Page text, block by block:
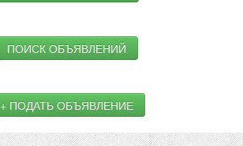
ПОИСК ОБЪЯВЛЕНИЙ
+ ПОДАТЬ ОБЪЯВЛЕНИЕ